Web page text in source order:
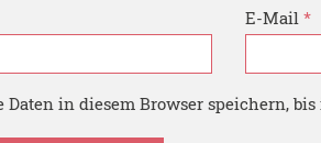
E-Mail *
Daten in diesem Browser speichern,